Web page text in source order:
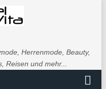
Herrenmode, Beauty,
Reisen und mehr...